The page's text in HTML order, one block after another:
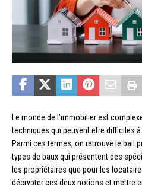
Le monde de l’immobilier est
techniques qui peuvent être difficiles
Parmi ces termes, on retrouve le bail
types de baux qui présentent des
les propriétaires que pour les
décrypter ces deux notions et mettre